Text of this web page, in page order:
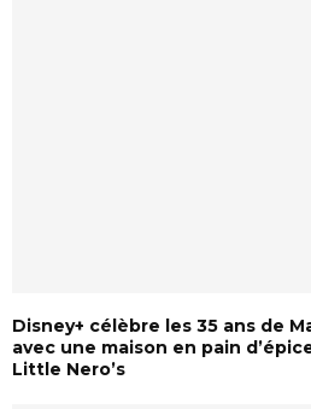
Disney+ célèbre les 35 ans de
avec une maison en pain
Little Nero’s